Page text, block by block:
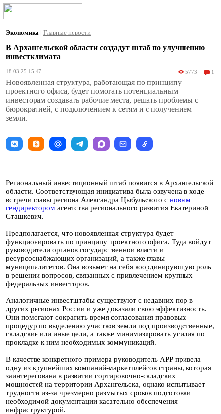
Экономика | Главные новости
В Архангельской области создадут штаб по улучшению
инвестклимата
18.03.25 15:47 5773 1
Новоявленная структура, работающая по принципу
проектного офиса, будет помогать потенциальным
инвесторам создавать рабочие места, решать проблемы с
бюрократией, с подключением к сетям и с получением
земли.
Региональный инвестиционный штаб появится в Архангельской
области. Соответствующая инициатива была озвучена в ходе
встречи главы региона Александра Цыбульского с новым
гендиректором агентства регионального развития Екатериной
Сташкевич.
Предполагается, что новоявленная структура будет
функционировать по принципу проектного офиса. Туда войдут
руководители органов государственной власти и
ресурсоснабжающих организаций, а также главы
муниципалитетов. Она возьмет на себя координирующую роль
в решении вопросов, связанных с привлечением крупных
федеральных инвесторов.
Аналогичные инвестштабы существуют с недавних пор в
других регионах России и уже доказали свою эффективность.
Они помогают сократить время согласования правовых
процедур по выделению участков земли под производственные,
складские или иные цели, а также минимизировать усилия по
прокладке к ним необходимых коммуникаций.
В качестве конкретного примера руководитель АРР привела
одну из крупнейших компаний-маркетплейсов страны, которая
заинтересована в развитии сортировочно-складских
мощностей на территории Архангельска, однако испытывает
трудности из-за чрезмерно размытых сроков подготовки
необходимой документации касательно обеспечения
инфраструктурой.